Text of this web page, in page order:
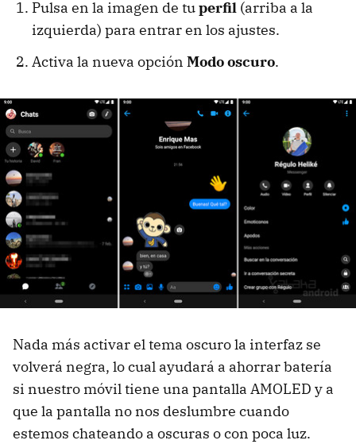
Pulsa en la imagen de tuperfil (arriba a la
izquierda) para entrar en los ajustes.
Activa la nueva opción Modo oscuro.
Nada más activar el tema oscuro la interfaz se
volverá negra, lo cual ayudará a ahorrar batería
si nuestro móvil tiene una pantalla AMOLED y a
que la pantalla no nos deslumbre cuando
estemos chateando a oscuras o con poca luz.